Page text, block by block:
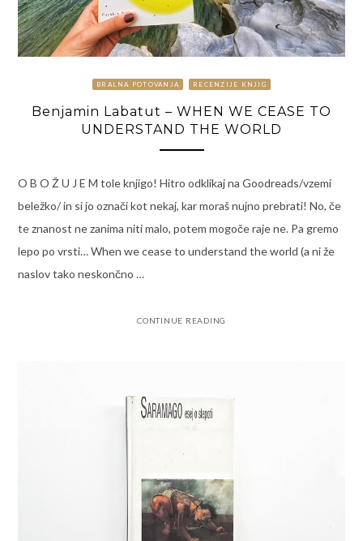
BRALNA POTOVANJA RECENZIJE KNJIG
Benjamin Labatut – WHEN WE CEASE TO
UNDERSTAND THE WORLD
O B O Ž U J E M tole knjigo! Hitro odklikaj na Goodreads/vzemi
beležko/ in si jo označi kot nekaj, kar moraš nujno prebrati! No, če
te znanost ne zanima niti malo, potem mogoče raje ne. Pa gremo
lepo po vrsti… When we cease to understand the world (a ni že
naslov tako neskončno …
CONTINUE READING